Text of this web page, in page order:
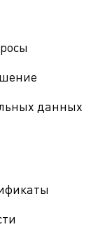
данных